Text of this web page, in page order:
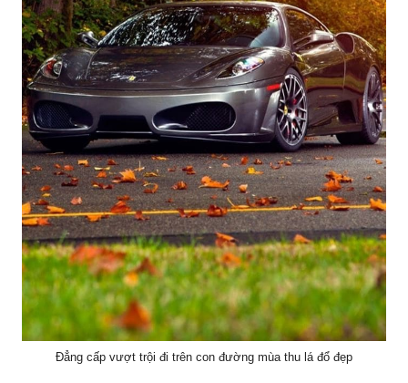
Đẳng cấp vượt trội đi trên con đường mùa thu lá đổ đẹp